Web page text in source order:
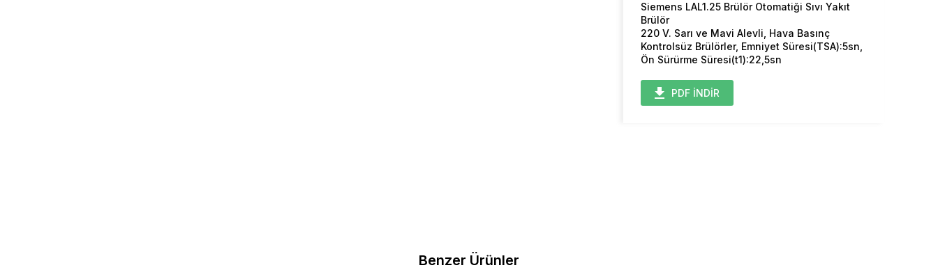
Siemens LAL1.25 Brülör Otomatiği Sıvı Yakıt
Brülör
220 V. Sarı ve Mavi Alevli, Hava Basınç
Kontrolsüz Brülörler, Emniyet Süresi(TSA):5sn,
Ön Sürürme Süresi(t1):22,5sn
PDF İNDİR
Benzer Ürünler